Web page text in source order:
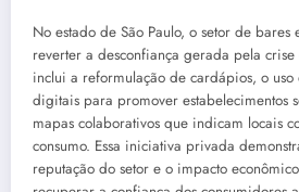
No estado de São Paulo, o setor de bares
reverter a desconfiança gerada pela
inclui a reformulação de cardápios, o
digitais para promover estabelecimentos
mapas colaborativos que indicam locais
consumo. Essa iniciativa privada
reputação do setor e o impacto